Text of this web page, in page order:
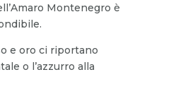
Montenegro è
e oro ci riportano
o l’azzurro alla